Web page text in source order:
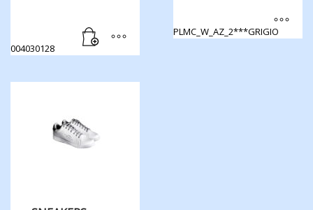
004030128
PLMC_W_AZ_2***GRIGIO